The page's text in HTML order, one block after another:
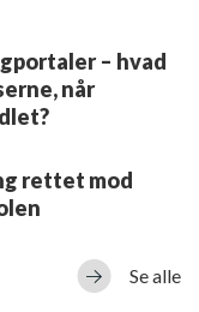
– hvad
når
rettet mod
Se alle